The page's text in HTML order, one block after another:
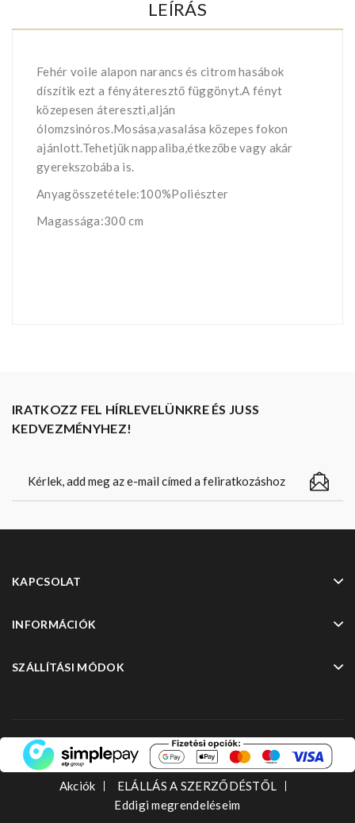
LEÍRÁS
Fehér voile alapon narancs és citrom hasábok
díszítik ezt a fényáteresztő függönyt.A fényt
közepesen átereszti,alján
ólomzsinóros.Mosása,vasalása közepes fokon
ajánlott.Tehetjük nappaliba,étkezőbe vagy akár
gyerekszobába is.
Anyagösszetétele:100%Poliészter
Magassága:300 cm
IRATKOZZ FEL HÍRLEVELÜNKRE ÉS JUSS
KEDVEZMÉNYHEZ!
KAPCSOLAT
INFORMÁCIÓK
SZÁLLÍTÁSI MÓDOK
Akciók
ELÁLLÁS A SZERZŐDÉSTŐL
Eddigi megrendeléseim